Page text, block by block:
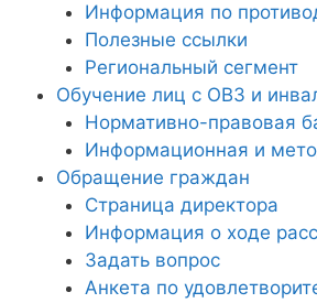
Информация по
Полезные ссылки
Региональный сегмент
Обучение лиц с ОВЗ и
Нормативно-правовая
Информационная и
Обращение граждан
Страница директора
Информация о ходе
Задать вопрос
Анкета по